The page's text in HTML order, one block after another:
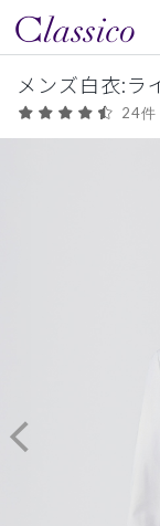
メンズ白衣:ラ
24件